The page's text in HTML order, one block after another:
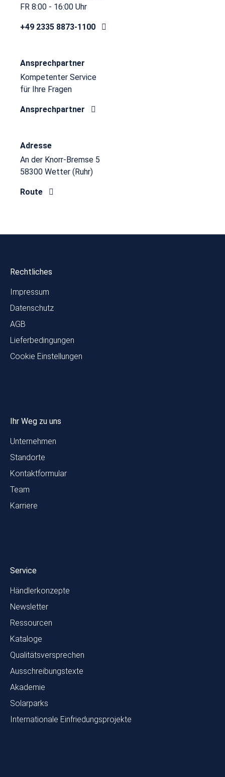
FR 8:00 - 16:00 Uhr
+49 2335 8873-1100
Ansprechpartner
Kompetenter Service
für Ihre Fragen
Ansprechpartner
Adresse
An der Knorr-Bremse 5
58300 Wetter (Ruhr)
Route
Rechtliches
Impressum
Datenschutz
AGB
Lieferbedingungen
Cookie Einstellungen
Ihr Weg zu uns
Unternehmen
Standorte
Kontaktformular
Team
Karriere
Service
Händlerkonzepte
Newsletter
Ressourcen
Kataloge
Qualitätsversprechen
Ausschreibungstexte
Akademie
Solarparks
Internationale Einfriedungsprojekte